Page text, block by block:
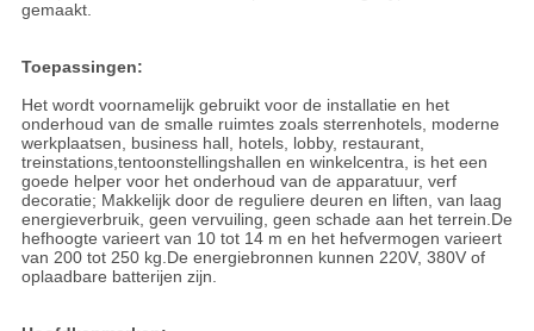
gemaakt.
Toepassingen:
Het wordt voornamelijk gebruikt voor de installatie en het
onderhoud van de smalle ruimtes zoals sterrenhotels, moderne
werkplaatsen, business hall, hotels, lobby, restaurant,
treinstations,tentoonstellingshallen en winkelcentra, is het een
goede helper voor het onderhoud van de apparatuur, verf
decoratie; Makkelijk door de reguliere deuren en liften, van laag
energieverbruik, geen vervuiling, geen schade aan het terrein.De
hefhoogte varieert van 10 tot 14 m en het hefvermogen varieert
van 200 tot 250 kg.De energiebronnen kunnen 220V, 380V of
oplaadbare batterijen zijn.